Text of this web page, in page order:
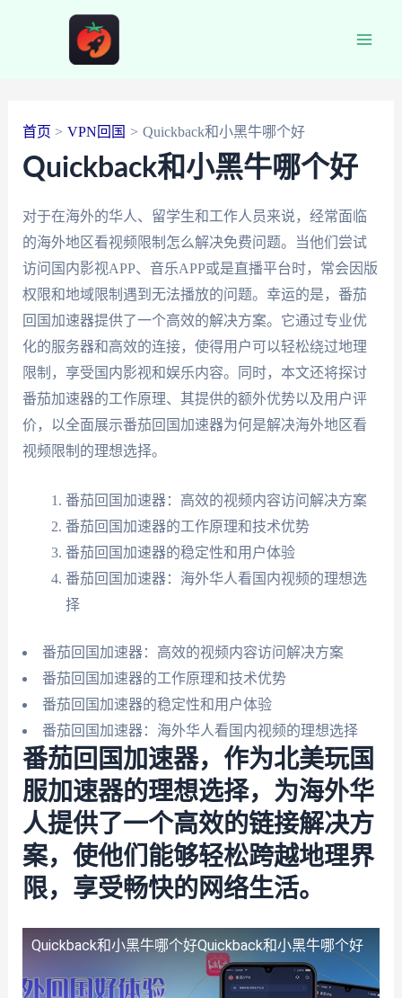
首页 VPN回国 Quickback和小黑牛哪个好
Quickback和小黑牛哪个好
对于在海外的华人、留学生和工作人员来说，经常面临
的海外地区看视频限制怎么解决免费问题。当他们尝试
访问国内影视APP、音乐APP或是直播平台时，常会因版
权限和地域限制遇到无法播放的问题。幸运的是，番茄
回国加速器提供了一个高效的解决方案。它通过专业优
化的服务器和高效的连接，使得用户可以轻松绕过地理
限制，享受国内影视和娱乐内容。同时，本文还将探讨
番茄加速器的工作原理、其提供的额外优势以及用户评
价，以全面展示番茄回国加速器为何是解决海外地区看
视频限制的理想选择。
番茄回国加速器：高效的视频内容访问解决方案
番茄回国加速器的工作原理和技术优势
番茄回国加速器的稳定性和用户体验
番茄回国加速器：海外华人看国内视频的理想选
择
番茄回国加速器：高效的视频内容访问解决方案
番茄回国加速器的工作原理和技术优势
番茄回国加速器的稳定性和用户体验
番茄回国加速器：海外华人看国内视频的理想选择
番茄回国加速器，作为北美玩国
服加速器的理想选择，为海外华
人提供了一个高效的链接解决方
案，使他们能够轻松跨越地理界
限，享受畅快的网络生活。
Quickback和小黑牛哪个好Quickback和小黑牛哪个好